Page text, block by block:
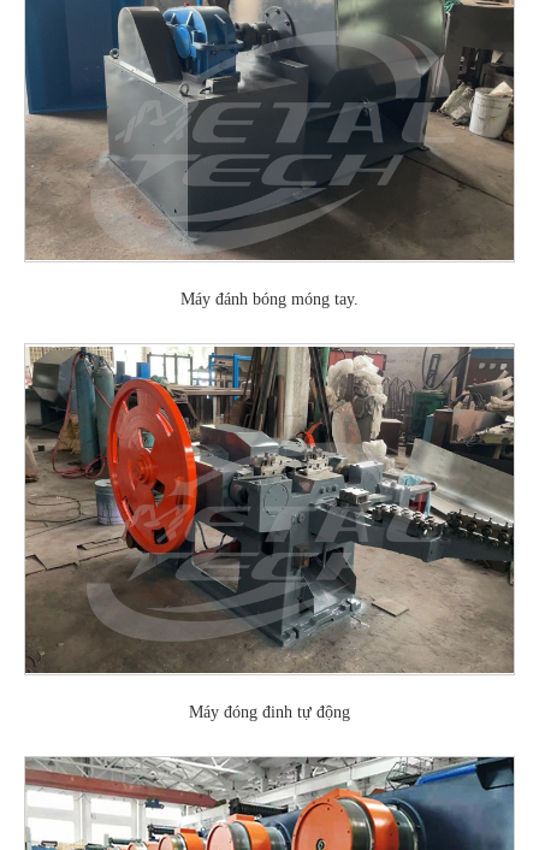
Máy đánh bóng móng tay.
Máy đóng đinh tự động